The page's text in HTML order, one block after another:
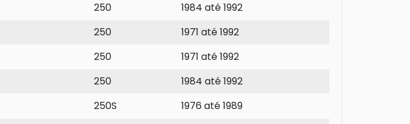
250
1984 até 1992
250
1971 até 1992
250
1971 até 1992
250
1984 até 1992
250S
1976 até 1989